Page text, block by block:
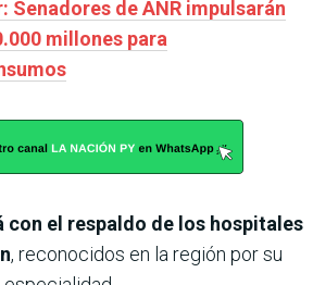
Senadores de ANR impulsarán
millones para
con el respaldo de los hospitales
, reconocidos en la región por su